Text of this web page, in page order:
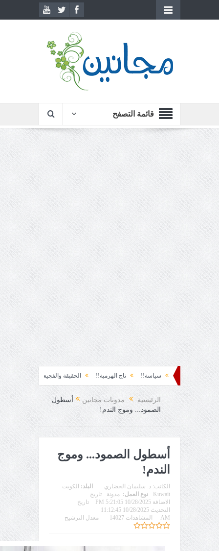
قائمة التصفح
نشوة!! سياسة!! تاج الهرمية!! الحقيقة والفجيعة!! لِقاءُ في المَطَرِ!
المفاجئ!
الرئيسية مدونات مجانين
أسطول
الصمود... وموج الندم!
أسطول الصمود... وموج
الندم!
الكاتب: د. سليمان الخضاري البلد: الكويت
Kuwait
نوع العمل: مدونة
تاريخ
الاضافة 10/28/2025 5:21:05 PM
تاريخ
التحديث 10/28/2025 11:12:45
AM
المشاهدات 14027 معدل الترشيح